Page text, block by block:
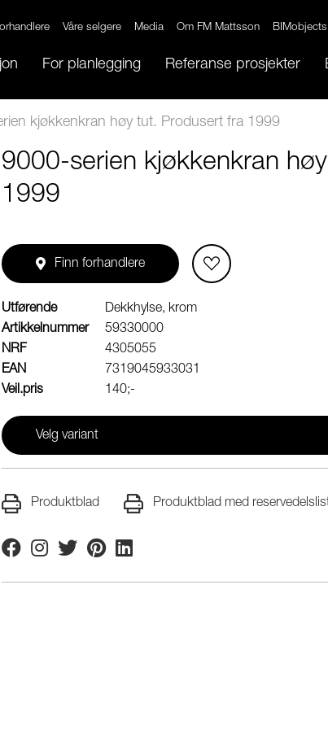
Våre selgere Media Om FM Mattsson BIMobjects
For planlegging Referanse prosjekter
kjøkkenkran høy tut. Produsert fra 1999
9000-serien kjøkkenkran
1999
Finn forhandlere
Utførende
Dekkhylse, krom
Artikkelnummer
59330000
NRF
4305055
EAN
7319045933031
Veil.pris
140;-
Velg variant
Produktblad Produktblad med
FacebookInstagram
TwitterPinterestLinkedin